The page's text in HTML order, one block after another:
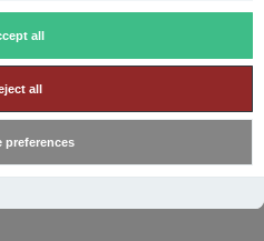
all
all
preferences20TH ANNIV
70CL